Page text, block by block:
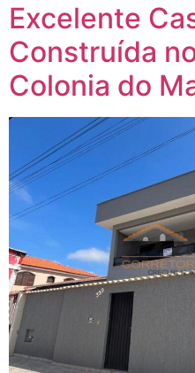
Excelente
Construída
Colonia do